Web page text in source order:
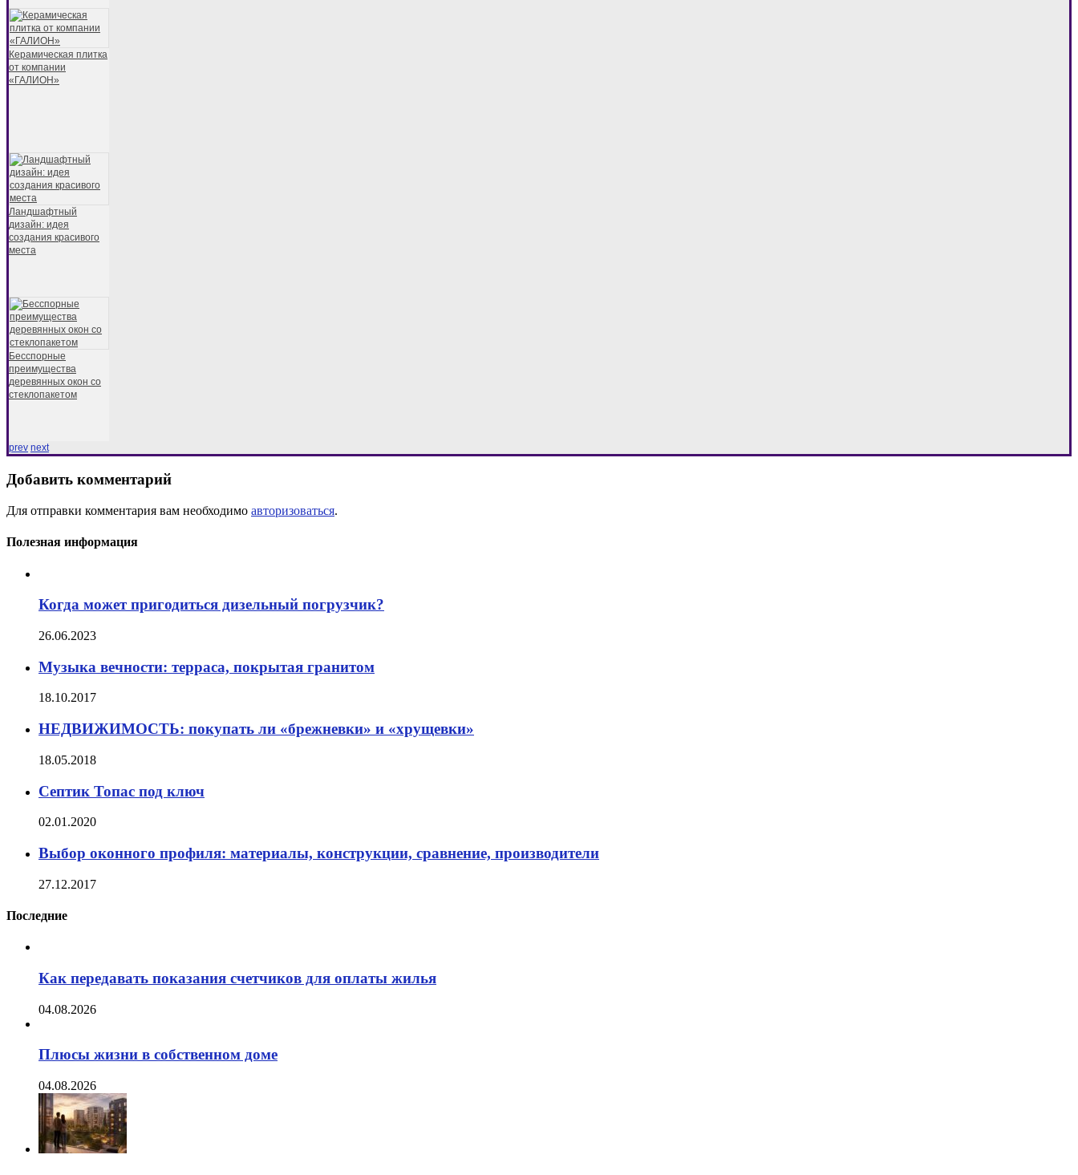
Керамическая плитка
от компании
«ГАЛИОН»
Ландшафтный
дизайн: идея
создания красивого
места
Бесспорные
преимущества
деревянных окон со
стеклопакетом
prev next
Добавить комментарий
Для отправки комментария вам необходимо авторизоваться.
Полезная информация
Когда может пригодиться дизельный погрузчик?
26.06.2023
Музыка вечности: терраса, покрытая гранитом
18.10.2017
НЕДВИЖИМОСТЬ: покупать ли «брежневки» и «хрущевки»
18.05.2018
Септик Топас под ключ
02.01.2020
Выбор оконного профиля: материалы, конструкции, сравнение, производители
27.12.2017
Последние
Как передавать показания счетчиков для оплаты жилья
04.08.2026
Плюсы жизни в собственном доме
04.08.2026